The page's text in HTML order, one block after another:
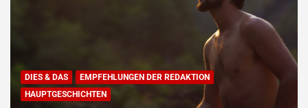
DIES & DAS
EMPFEHLUNGEN DER REDAKTION
HAUPTGESCHICHTEN